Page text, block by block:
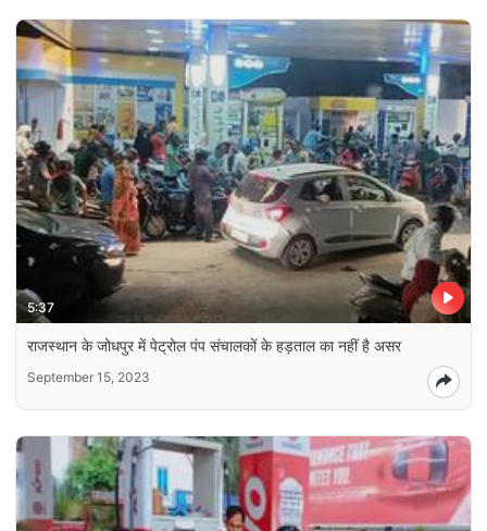
5:37
राजस्थान के जोधपुर में पेट्रोल पंप संचालकों के हड़ताल का नहीं है असर
September 15, 2023